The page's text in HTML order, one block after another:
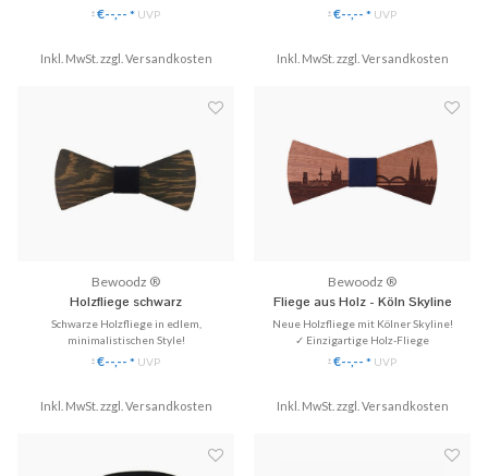
✓ Speziell für Kleinkinder und Jungen (2-
12 Jahre)
*€--,-- * UVP
Inkl. MwSt. zzgl. Versandkosten
✓ Speziell für Kleinkinder und Jungen (2-
12Jahre)
*€--,-- * UVP
Inkl. MwSt. zzgl. Versandkosten
Bewoodz ®
Holzfliege schwarz
Schwarze Holzfliege in edlem,
minimalistischen Style!
✓ Einzigartige Holz-Fliege
✓ Handgefertigt aus Echtholz
*€--,-- * UVP
Inkl. MwSt. zzgl. Versandkosten
Bewoodz ®
Fliege aus Holz - Köln Skyline
Neue Holzfliege mit Kölner Skyline!
✓ Einzigartige Holz-Fliege
✓ Handgefertigt aus Echtholz
✓ Stilvoll & Nachhaltig
♥ Gratis Versand (DE)
*€--,-- * UVP
Inkl. MwSt. zzgl. Versandkosten